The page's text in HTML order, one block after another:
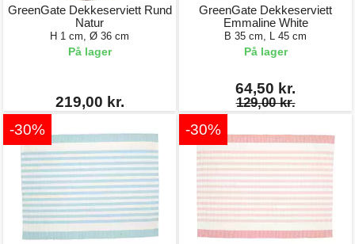
GreenGate Dekkeserviett Rund
Natur
H 1 cm, Ø 36 cm
På lager
219,00 kr.
GreenGate Dekkeserviett
Emmaline White
B 35 cm, L 45 cm
På lager
64,50 kr.
129,00 kr.
-30% -30%